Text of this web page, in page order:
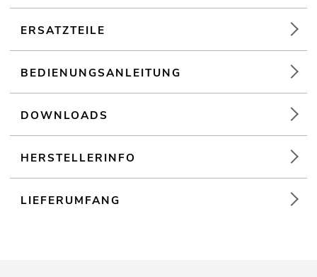
Der Artikel wird vormontiert ausgeliefert
ERSATZTEILE
BEDIENUNGSANLEITUNG
DOWNLOADS
HERSTELLERINFO
LIEFERUMFANG